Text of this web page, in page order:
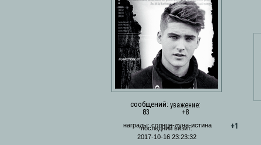
сообщений:
83
уважение:
+8
последний визит:
2017-10-16 23:23:32
награды:солнце-луна-истина +1